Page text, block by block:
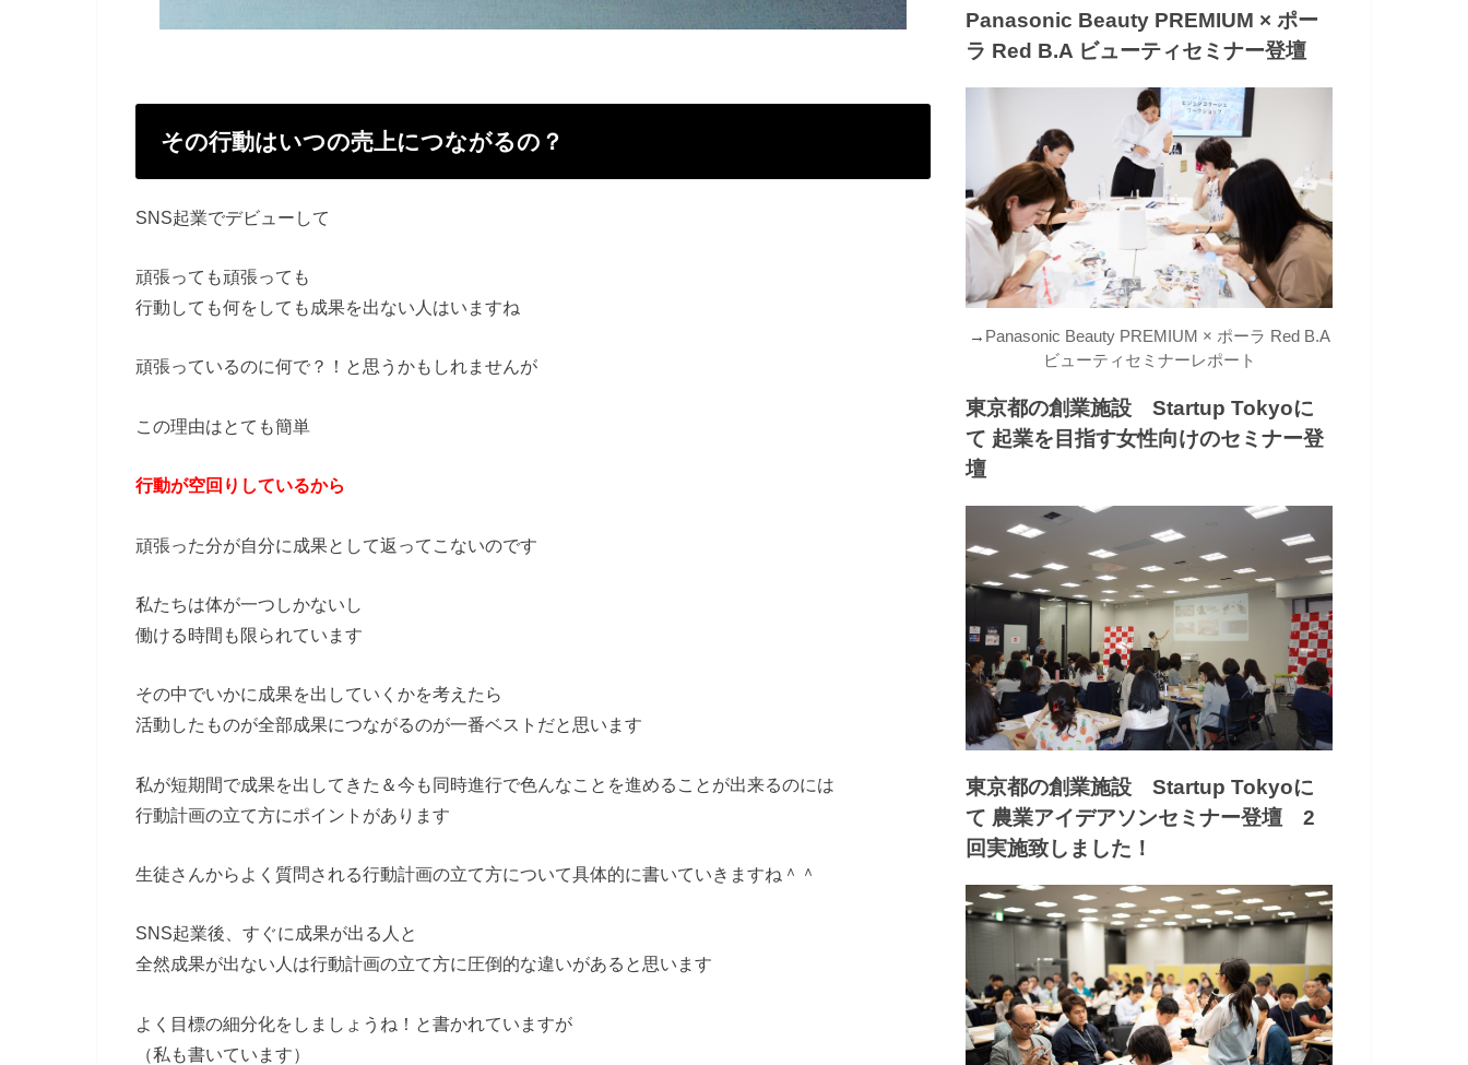
その行動はいつの売上につながるの？
SNS起業でデビューして
頑張っても頑張っても
行動しても何をしても成果を出ない人はいますね
頑張っているのに何で？！と思うかもしれませんが
この理由はとても簡単
行動が空回りしているから
頑張った分が自分に成果として返ってこないのです
私たちは体が一つしかないし
働ける時間も限られています
その中でいかに成果を出していくかを考えたら
活動したものが全部成果につながるのが一番ベストだと思います
私が短期間で成果を出してきた＆今も同時進行で色んなことを進めることが出来るのには
行動計画の立て方にポイントがあります
生徒さんからよく質問される行動計画の立て方について具体的に書いていきますね＾＾
SNS起業後、すぐに成果が出る人と
全然成果が出ない人は行動計画の立て方に圧倒的な違いがあると思います
よく目標の細分化をしましょうね！と書かれていますが
（私も書いています）
Panasonic Beauty PREMIUM × ポー
ラ Red B.A ビューティセミナー登壇
→ Panasonic Beauty PREMIUM × ポーラ Red B.A
ビューティセミナーレポート
東京都の創業施設 Startup Tokyoに
て 起業を目指す女性向けのセミナー登
壇
東京都の創業施設 Startup Tokyoに
て 農業アイデアソンセミナー登壇 2
回実施致しました！